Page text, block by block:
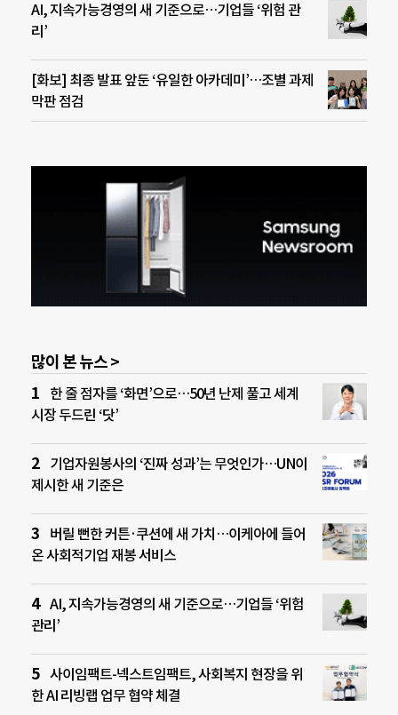
AI, 지속가능경영의 새 기준으로…기업들 ‘위험 관
리’
[화보] 최종 발표 앞둔 ‘유일한 아카데미’…조별 과제
막판 점검
많이 본 뉴스 >
한 줄 점자를 ‘화면’으로…50년 난제 풀고 세계
시장 두드린 ‘닷’
기업자원봉사의 ‘진짜 성과’는 무엇인가…UN이
제시한 새 기준은
버릴 뻔한 커튼·쿠션에 새 가치…이케아에 들어
온 사회적기업 재봉 서비스
AI, 지속가능경영의 새 기준으로…기업들 ‘위험
관리’
사이임팩트-넥스트임팩트, 사회복지 현장을 위
한 AI 리빙랩 업무 협약 체결